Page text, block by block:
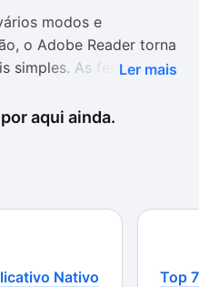
modos e
o Adobe Reader torna
simples. As ferramentas
e até mesmo
informação de maneira
Ler mais
aqui ainda.
Nativo
Top